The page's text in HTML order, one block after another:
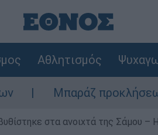
Αθλητισμός
της Άγκυρας στο
στα ανοιχτά της Σάμου –